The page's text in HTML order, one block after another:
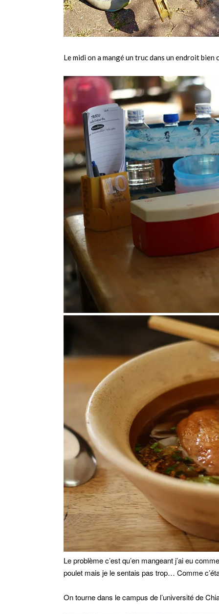
Le midi on a mangé un truc dans un endroit
Le problème c’est qu’en mangeant j’ai eu
poulet mais je le sentais pas trop… Comme
On tourne dans le campus de l’université de